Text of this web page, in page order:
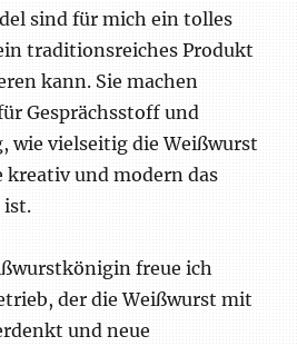
sind für mich ein tolles
traditionsreiches Produkt
kann. Sie machen
Gesprächsstoff und
wie vielseitig die Weißwurst
kreativ und modern das
ist.
freue ich
der die Weißwurst mit
und neue